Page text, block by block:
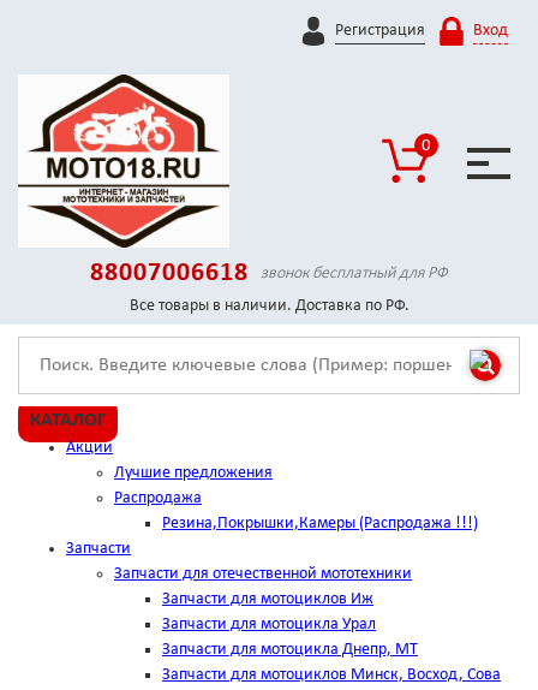
Регистрация Вход
0
88007006618
звонок бесплатный для РФ
Все товары в наличии. Доставка по РФ.
КАТАЛОГ
Акции
Лучшие предложения
Распродажа
Резина,Покрышки,Камеры (Распродажа !!!)
Запчасти
Запчасти для отечественной мототехники
Запчасти для мотоциклов Иж
Запчасти для мотоцикла Урал
Запчасти для мотоцикла Днепр, МТ
Запчасти для мотоциклов Минск, Восход, Сова